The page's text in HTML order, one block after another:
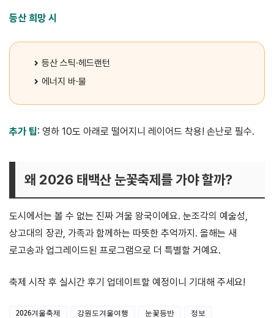
등산 희망 시
등산 스틱·헤드랜턴
에너지 바·물
추가 팁: 영하 10도 아래로 떨어지니 레이어드 착용! 손난로 필수.
왜 2026 태백산 눈꽃축제를 가야 할까?
도시에서는 볼 수 없는 진짜 겨울 왕국이에요. 눈조각의 예술성,
상고대의 장관, 가족과 함께하는 따뜻한 추억까지. 올해는 새
로고송과 업그레이드된 프로그램으로 더 특별할 거예요.
축제 시작 후 실시간 후기 업데이트할 예정이니 기대해 주세요!
2026겨울축제 강원도겨울여행 눈꽃등반
정보